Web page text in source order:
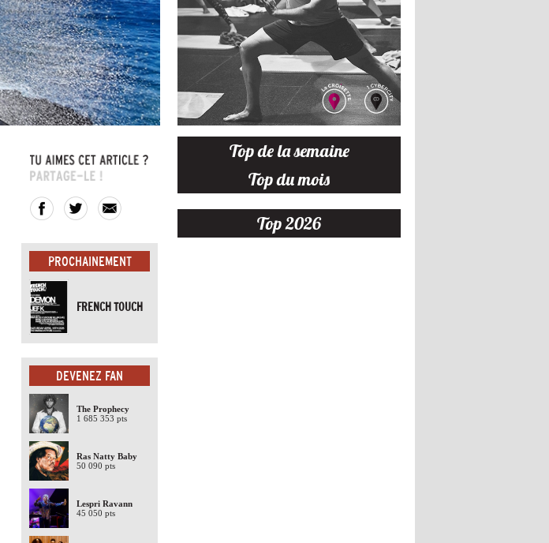
PROCHAINEMENT
FRENCH TOUCH
DEVENEZ FAN
The Prophecy
1 685 353 pts
Ras Natty Baby
50 090 pts
Lespri Ravann
45 050 pts
Top de la semaine
Top du mois
Top 2026